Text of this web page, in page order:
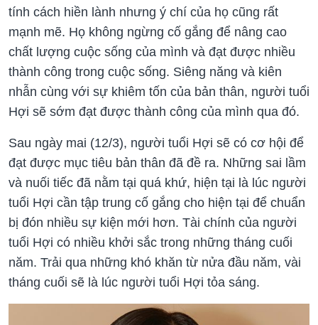
tính cách hiền lành nhưng ý chí của họ cũng rất
mạnh mẽ. Họ không ngừng cố gắng để nâng cao
chất lượng cuộc sống của mình và đạt được nhiều
thành công trong cuộc sống. Siêng năng và kiên
nhẫn cùng với sự khiêm tốn của bản thân, người tuổi
Hợi sẽ sớm đạt được thành công của mình qua đó.
Sau ngày mai (12/3), người tuổi Hợi sẽ có cơ hội để
đạt được mục tiêu bản thân đã đề ra. Những sai lầm
và nuối tiếc đã nằm tại quá khứ, hiện tại là lúc người
tuổi Hợi cần tập trung cố gắng cho hiện tại để chuẩn
bị đón nhiều sự kiện mới hơn. Tài chính của người
tuổi Hợi có nhiều khởi sắc trong những tháng cuối
năm. Trải qua những khó khăn từ nửa đầu năm, vài
tháng cuối sẽ là lúc người tuổi Hợi tỏa sáng.